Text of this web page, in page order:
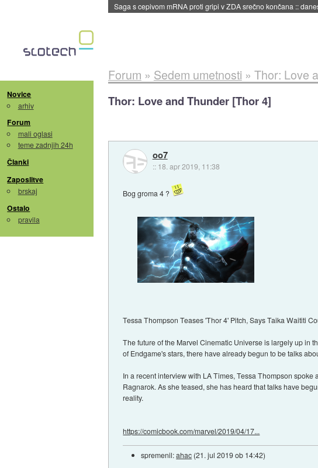
BMW v vozilih začel predvajati reklame::danes ob 06:09
Novice
arhiv
Forum
mali oglasi
teme zadnjih 24h
Članki
Zaposlitve
brskaj
Ostalo
pravila
Forum » Sedem umetnosti » Thor: Love
Thor: Love and Thunder [Thor 4]
oo7
:: 18. apr 2019, 11:38
Bog groma 4 ?
Tessa Thompson Teases 'Thor 4' Pitch, Says Taika Waititi
The future of the Marvel Cinematic Universe is largely up in
of Endgame's stars, there have already begun to be talks
In a recent interview with LA Times, Tessa Thompson
Ragnarok. As she teased, she has heard that talks have
reality.
https://comicbook.com/marvel/2019/04/17...
spremenil:ahac (21. jul 2019 ob 14:42)